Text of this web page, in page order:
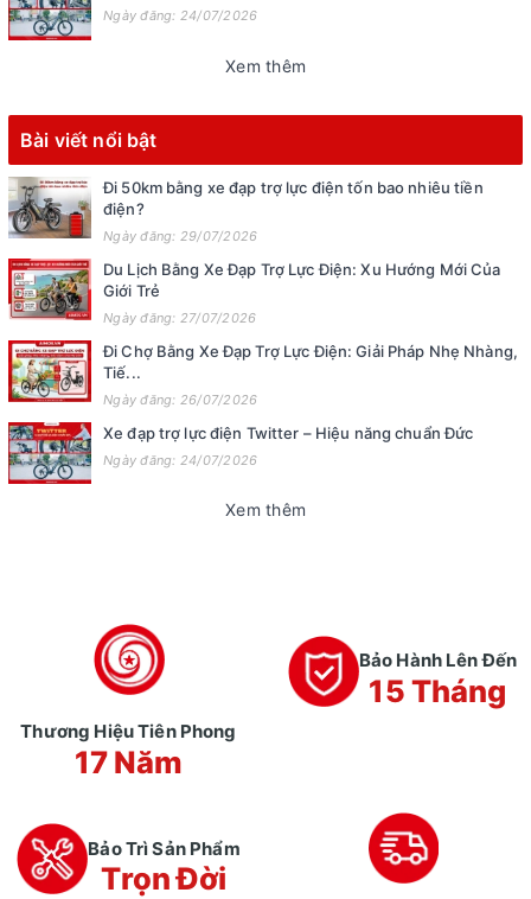
Ngày đăng: 24/07/2026
Xem thêm
Bài viết nổi bật
Đi 50km bằng xe đạp trợ lực điện tốn bao nhiêu tiền
điện?
Ngày đăng: 29/07/2026
Du Lịch Bằng Xe Đạp Trợ Lực Điện: Xu Hướng Mới Của
Giới Trẻ
Ngày đăng: 27/07/2026
Đi Chợ Bằng Xe Đạp Trợ Lực Điện: Giải Pháp Nhẹ Nhàng,
Tiế...
Ngày đăng: 26/07/2026
Xe đạp trợ lực điện Twitter – Hiệu năng chuẩn Đức
Ngày đăng: 24/07/2026
Xem thêm
Thương Hiệu Tiên Phong
17 Năm
Bảo Hành Lên Đến
15 Tháng
Bảo Trì Sản Phẩm
Trọn Đời